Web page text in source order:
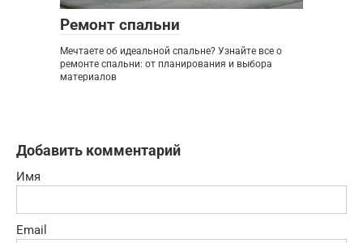
Ремонт спальни
Мечтаете об идеальной спальне? Узнайте все о
ремонте спальни: от планирования и выбора
материалов
Добавить комментарий
Имя
Email